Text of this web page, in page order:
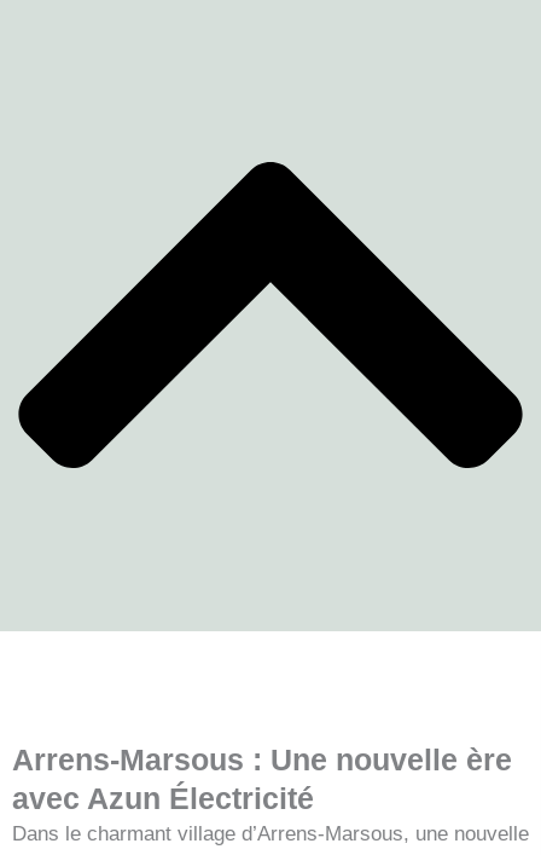
Arrens-Marsous : Une nouvelle ère
avec Azun Électricité
Dans le charmant village d’Arrens-Marsous, une nouvelle